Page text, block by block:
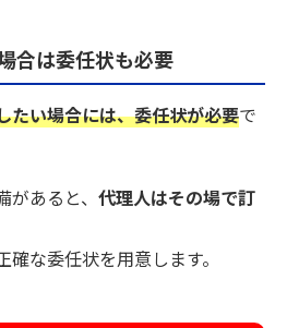
合は委任状も必要
たい場合には、委任状が必要で
あると、 代理人はその場で訂
な委任状を用意します。